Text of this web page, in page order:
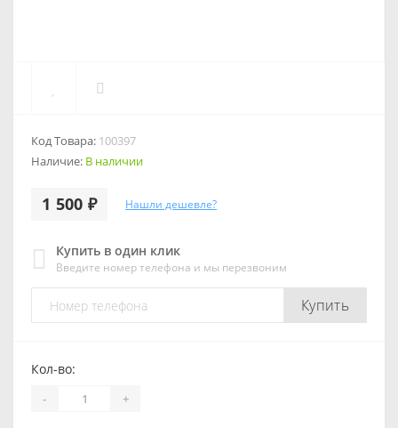
Код Товара: 100397
Наличие: В наличии
1 500 ₽ Нашли дешевле?
Купить в один клик
Введите номер телефона и мы перезвоним
Купить
Кол-во:
- +